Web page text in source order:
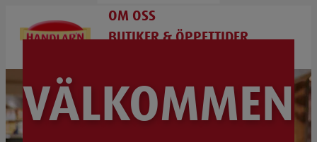
OM OSS
BUTIKER & ÖPPETTIDER
VÄLKOMMEN